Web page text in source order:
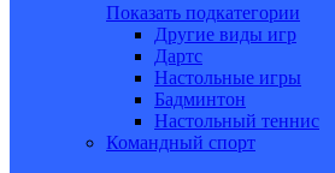
Показать подкатегории
Другие виды игр
Дартс
Настольные игры
Бадминтон
Настольный теннис
Командный спорт